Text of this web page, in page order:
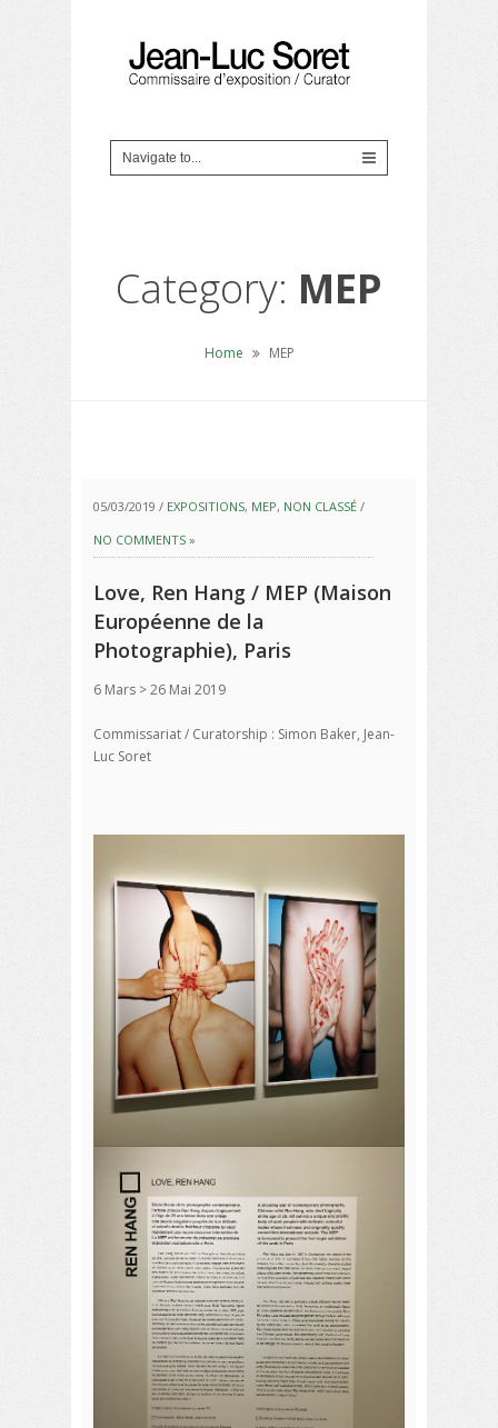
Category: MEP
Home MEP
05/03/2019 / EXPOSITIONS, MEP, NON CLASSÉ /
NO COMMENTS »
Love, Ren Hang / MEP (Maison
Européenne de la
Photographie), Paris
6 Mars > 26 Mai 2019
Commissariat / Curatorship : Simon Baker, Jean-
Luc Soret